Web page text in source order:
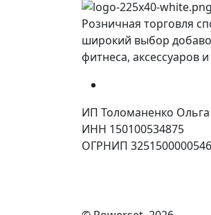
Розничная торговля
широкий выбор
фитнеса, аксессуаров
ИП Толоманенко
ИНН 150100534875
ОГРНИП